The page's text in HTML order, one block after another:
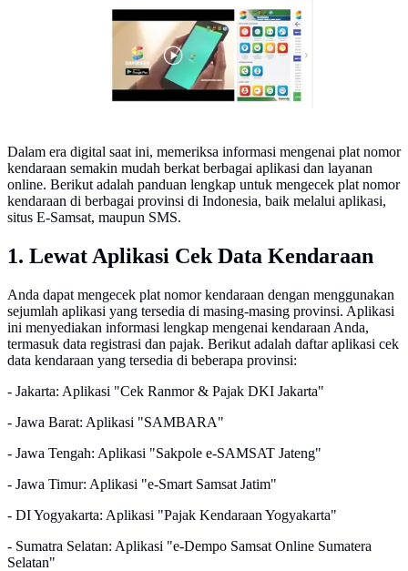
Dalam era digital saat ini, memeriksa informasi mengenai plat nomor
kendaraan semakin mudah berkat berbagai aplikasi dan layanan
online. Berikut adalah panduan lengkap untuk mengecek plat nomor
kendaraan di berbagai provinsi di Indonesia, baik melalui aplikasi,
situs E-Samsat, maupun SMS.
1. Lewat Aplikasi Cek Data Kendaraan
Anda dapat mengecek plat nomor kendaraan dengan menggunakan
sejumlah aplikasi yang tersedia di masing-masing provinsi. Aplikasi
ini menyediakan informasi lengkap mengenai kendaraan Anda,
termasuk data registrasi dan pajak. Berikut adalah daftar aplikasi cek
data kendaraan yang tersedia di beberapa provinsi:
- Jakarta: Aplikasi "Cek Ranmor & Pajak DKI Jakarta"
- Jawa Barat: Aplikasi "SAMBARA"
- Jawa Tengah: Aplikasi "Sakpole e-SAMSAT Jateng"
- Jawa Timur: Aplikasi "e-Smart Samsat Jatim"
- DI Yogyakarta: Aplikasi "Pajak Kendaraan Yogyakarta"
- Sumatra Selatan: Aplikasi "e-Dempo Samsat Online Sumatera
Selatan"